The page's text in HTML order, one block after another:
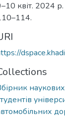
квіт. 2024